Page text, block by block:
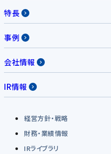
特長
事例
会社情報
IR情報
経営方針・戦略
財務・業績情報
IRライブラリ